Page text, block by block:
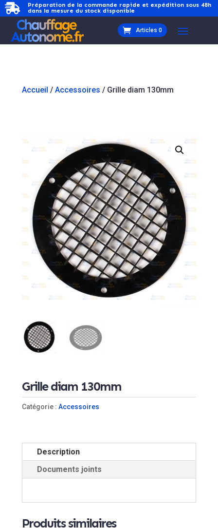

Préparation de la commande rapide et expédition sous 48h
dans la mesure du stock disponible
Articles 0
Accueil / Accessoires / Grille diam 130mm
Grille diam 130mm
Catégorie : Accessoires
Description
Documents joints
Produits similaires